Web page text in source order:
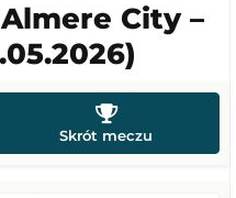
City –
Skrót meczu